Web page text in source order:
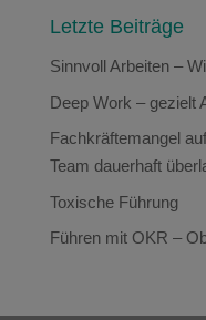
Letzte Beiträge
Sinnvoll Arbeiten –
Deep Work – gezielt
Fachkräftemangel
Team dauerhaft
Toxische Führung
Führen mit OKR –